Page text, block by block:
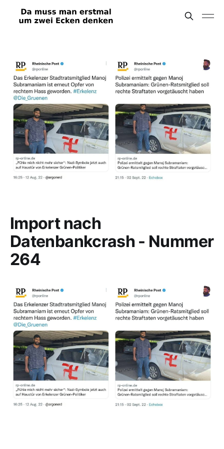
Import nach
Datenbankcrash - Nummer
264